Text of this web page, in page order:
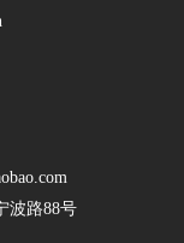
波路88号